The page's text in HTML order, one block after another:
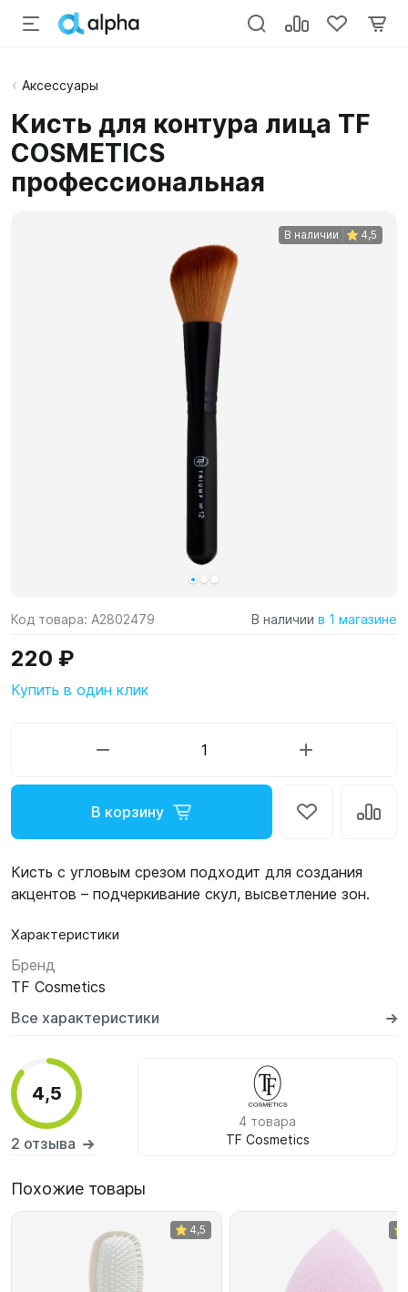
Аксессуары
Кисть для контура лица TF
COSMETICS
профессиональная
В наличии 4,5
Код товара: A2802479 В наличии в 1 магазине
220 ₽
Купить в один клик
В корзину
Кисть с угловым срезом подходит для создания
акцентов – подчеркивание скул, высветление зон.
Характеристики
Бренд
TF Cosmetics
Все характеристики
4,5
2 отзыва
4 товара
TF Cosmetics
Похожие товары
4,5